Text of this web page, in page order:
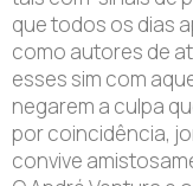
que todos os dias
como autores de
esses sim com
negarem a culpa
por coincidência,
convive